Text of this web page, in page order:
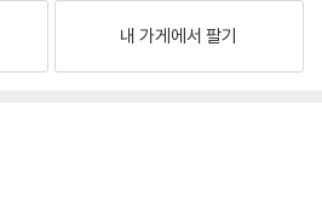
내 가게에서 팔기